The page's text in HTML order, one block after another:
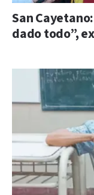
San
dado todo”,